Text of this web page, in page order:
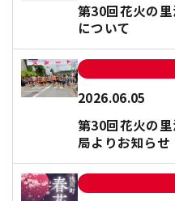
第30回花火の
について
2026.06.05
第30回花火の
局よりお知らせ